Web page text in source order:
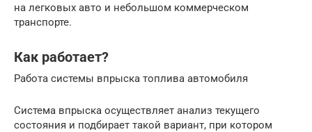
на легковых авто и небольшом коммерческом
транспорте.
Как работает?
Работа системы впрыска топлива автомобиля
Система впрыска осуществляет анализ текущего
состояния и подбирает такой вариант, при котором